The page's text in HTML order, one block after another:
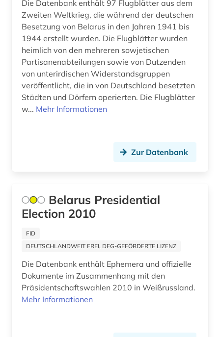
Die Datenbank enthält 97 Flugblätter aus dem
Zweiten Weltkrieg, die während der deutschen
Besetzung von Belarus in den Jahren 1941 bis
1944 erstellt wurden. Die Flugblätter wurden
heimlich von den mehreren sowjetischen
Partisanenabteilungen sowie von Dutzenden
von unterirdischen Widerstandsgruppen
veröffentlicht, die in von Deutschland besetzten
Städten und Dörfern operierten. Die Flugblätter
w... Mehr Informationen
Zur Datenbank
Belarus Presidential
Election 2010
FID
DEUTSCHLANDWEIT FREI, DFG-GEFÖRDERTE LIZENZ
Die Datenbank enthält Ephemera und offizielle
Dokumente im Zusammenhang mit den
Präsidentschaftswahlen 2010 in Weißrussland.
Mehr Informationen